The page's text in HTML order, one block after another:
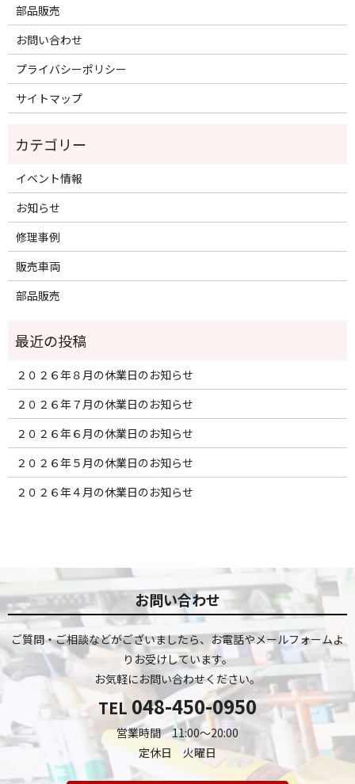
部品販売
お問い合わせ
プライバシーポリシー
サイトマップ
イベント情報
お知らせ
修理事例
販売車両
部品販売
２０２６年８月の休業日のお知らせ
２０２６年７月の休業日のお知らせ
２０２６年６月の休業日のお知らせ
２０２６年５月の休業日のお知らせ
２０２６年４月の休業日のお知らせ
お問い合わせ
ご質問・ご相談などがございましたら、お電話やメールフォームよ
りお受けしています。
お気軽にお問い合わせください。
TEL 048-450-0950
営業時間 11:00～20:00
定休日 火曜日